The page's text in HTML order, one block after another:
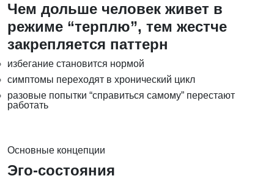
Чем дольше человек живет в
режиме “терплю”, тем жестче
закрепляется паттерн
избегание становится нормой
симптомы переходят в хронический цикл
разовые попытки “справиться самому” перестают
работать
Основные концепции
Эго-состояния